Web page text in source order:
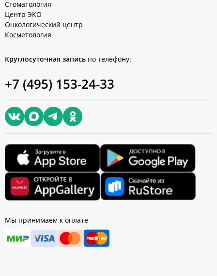
Стоматология
Центр ЭКО
Онкологический центр
Косметология
Круглосуточная запись по телефону:
+7 (495) 153-24-33
Мы принимаем к оплате